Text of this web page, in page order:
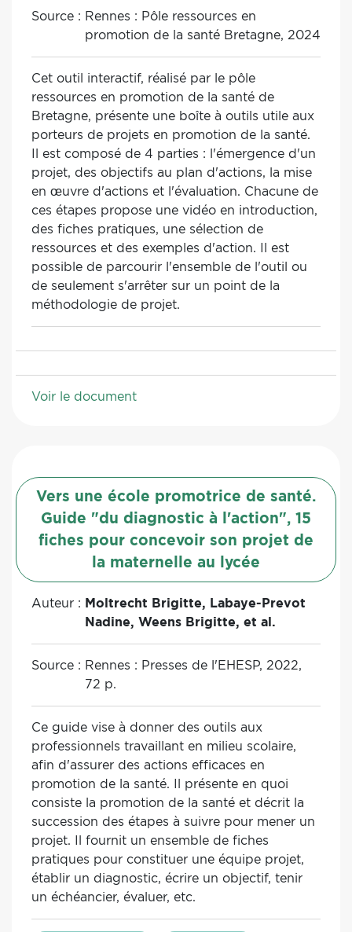
Source : Rennes : Pôle ressources en
promotion de la santé Bretagne, 2024
Cet outil interactif, réalisé par le pôle
ressources en promotion de la santé de
Bretagne, présente une boîte à outils utile aux
porteurs de projets en promotion de la santé.
Il est composé de 4 parties : l'émergence d'un
projet, des objectifs au plan d'actions, la mise
en œuvre d'actions et l'évaluation. Chacune de
ces étapes propose une vidéo en introduction,
des fiches pratiques, une sélection de
ressources et des exemples d'action. Il est
possible de parcourir l'ensemble de l'outil ou
de seulement s'arrêter sur un point de la
méthodologie de projet.
Voir le document
Vers une école promotrice de santé.
Guide "du diagnostic à l'action", 15
fiches pour concevoir son projet de
la maternelle au lycée
Auteur : Moltrecht Brigitte, Labaye-Prevot
Nadine, Weens Brigitte, et al.
Source : Rennes : Presses de l'EHESP, 2022,
72 p.
Ce guide vise à donner des outils aux
professionnels travaillant en milieu scolaire,
afin d'assurer des actions efficaces en
promotion de la santé. Il présente en quoi
consiste la promotion de la santé et décrit la
succession des étapes à suivre pour mener un
projet. Il fournit un ensemble de fiches
pratiques pour constituer une équipe projet,
établir un diagnostic, écrire un objectif, tenir
un échéancier, évaluer, etc.